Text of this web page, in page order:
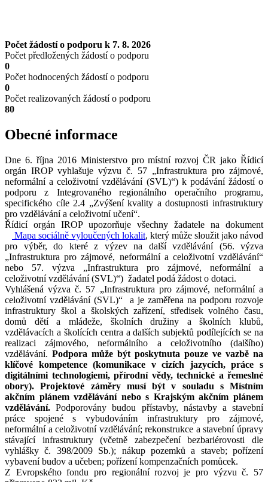
Počet žádostí o podporu k 7. 8. 2026
Počet předložených žádostí o podporu
0
Počet hodnocených žádostí o podporu
0
Počet realizovaných žádostí o podporu
80
Obecné informace
Dne 6. října 2016 Ministerstvo pro místní rozvoj ČR jako Řídicí
orgán IROP vyhlašuje výzvu č. 57 „Infrastruktura pro zájmové,
neformální a celoživotní vzdělávání (SVL)“) k podávání žádostí o
podporu z Integrovaného regionálního operačního programu,
specifického cíle 2.4 „Zvýšení kvality a dostupnosti infrastruktury
pro vzdělávání a celoživotní učení“.
Řídicí orgán IROP upozorňuje všechny žadatele na dokument
Mapa sociálně vyloučených lokalit, který může sloužit jako návod
pro výběr, do které z výzev na další vzdělávání (56. výzva
„Infrastruktura pro zájmové, neformální a celoživotní vzdělávání“
nebo 57. výzva „Infrastruktura pro zájmové, neformální a
celoživotní vzdělávání (SVL)“) žadatel podá žádost o dotaci.
Vyhlášená výzva č. 57 „Infrastruktura pro zájmové, neformální a
celoživotní vzdělávání (SVL)“ a je zaměřena na podporu rozvoje
infrastruktury škol a školských zařízení, středisek volného času,
domů dětí a mládeže, školních družiny a školních klubů,
vzdělávacích a školících centra a dalších subjektů podílejících se na
realizaci zájmového, neformálního a celoživotního (dalšího)
vzdělávání. Podpora může být poskytnuta pouze ve vazbě na
klíčové kompetence (komunikace v cizích jazycích, práce s
digitálními technologiemi, přírodní vědy, technické a řemeslné
obory). Projektové záměry musí být v souladu s Místním
akčním plánem vzdělávání nebo s Krajským akčním plánem
vzdělávání. Podporovány budou přístavby, nástavby a stavební
práce spojené s vybudováním infrastruktury pro zájmové,
neformální a celoživotní vzdělávání; rekonstrukce a stavební úpravy
stávající infrastruktury (včetně zabezpečení bezbariérovosti dle
vyhlášky č. 398/2009 Sb.); nákup pozemků a staveb; pořízení
vybavení budov a učeben; pořízení kompenzačních pomůcek.
Z Evropského fondu pro regionální rozvoj je pro výzvu č. 57